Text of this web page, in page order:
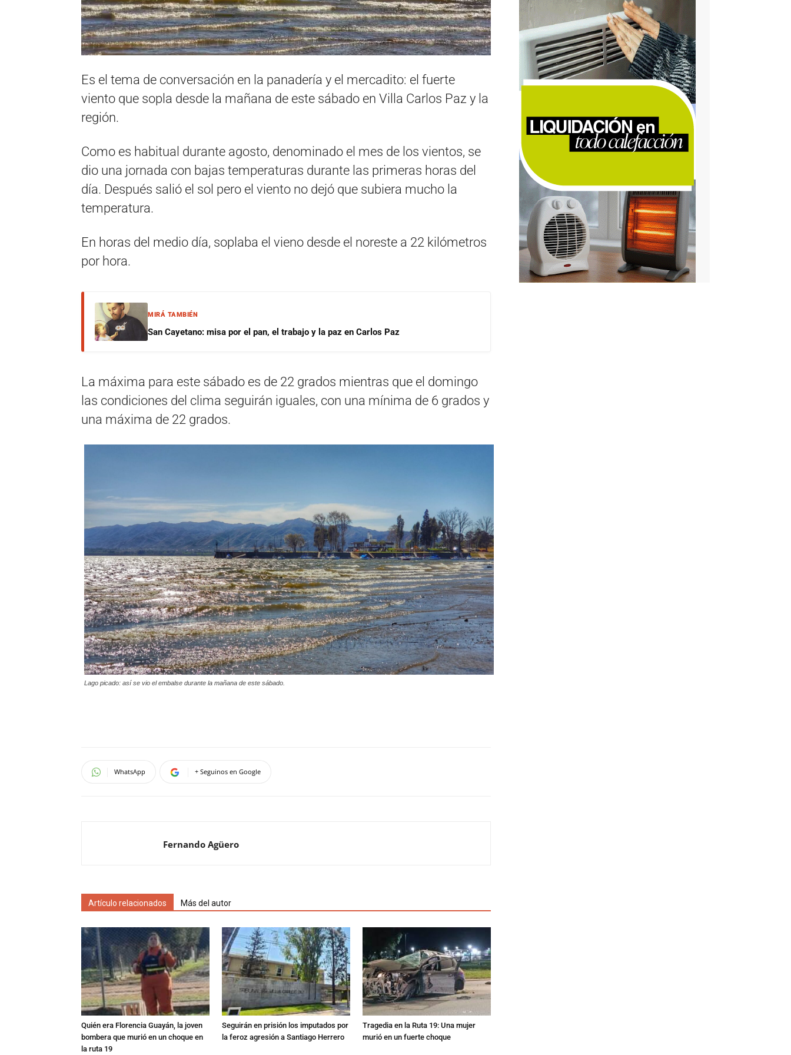
Es el tema de conversación en la panadería y el mercadito: el fuerte
viento que sopla desde la mañana de este sábado en Villa Carlos Paz y la
región.
Como es habitual durante agosto, denominado el mes de los vientos, se
dio una jornada con bajas temperaturas durante las primeras horas del
día. Después salió el sol pero el viento no dejó que subiera mucho la
temperatura.
En horas del medio día, soplaba el vieno desde el noreste a 22 kilómetros
por hora.
MIRÁ TAMBIÉN
San Cayetano: misa por el pan, el trabajo y la paz en Carlos Paz
La máxima para este sábado es de 22 grados mientras que el domingo
las condiciones del clima seguirán iguales, con una mínima de 6 grados y
una máxima de 22 grados.
Lago picado: así se vio el embalse durante la mañana de este sábado.
WhatsApp + Seguinos en Google
Fernando Agüero
Artículo relacionados Más del autor
Quién era Florencia Guayán, la joven
bombera que murió en un choque en
la ruta 19
Seguirán en prisión los imputados por
la feroz agresión a Santiago Herrero
Tragedia en la Ruta 19: Una mujer
murió en un fuerte choque